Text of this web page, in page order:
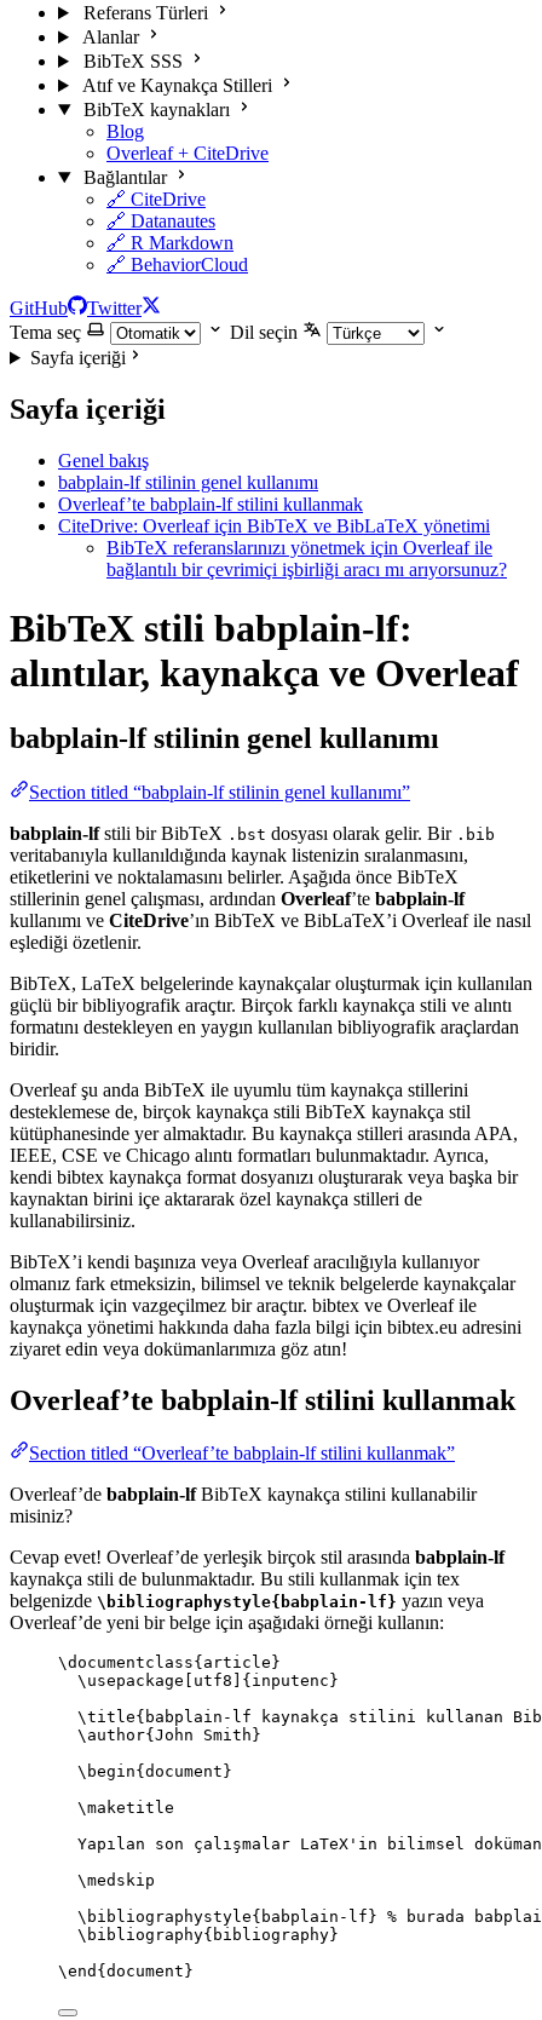
Referans Türleri
Alanlar
BibTeX SSS
Atıf ve Kaynakça Stilleri
BibTeX kaynakları
Blog
Overleaf + CiteDrive
Bağlantılar
🔗 CiteDrive
🔗 Datanautes
🔗 R Markdown
🔗 BehaviorCloud
GitHub
Twitter
Tema seç
Dil seçin
Sayfa içeriği
Sayfa içeriği
Genel bakış
babplain-lf stilinin genel kullanımı
Overleaf’te babplain-lf stilini kullanmak
CiteDrive: Overleaf için BibTeX ve BibLaTeX yönetimi
BibTeX referanslarınızı yönetmek için Overleaf ile
bağlantılı bir çevrimiçi işbirliği aracı mı arıyorsunuz?
BibTeX stili babplain-lf:
alıntılar, kaynakça ve Overleaf
babplain-lfstilinin genel kullanımı
Section titled “babplain-lf stilinin genel kullanımı”
babplain-lfstili bir BibTeX .bst dosyası olarak gelir. Bir .bib
veritabanıyla kullanıldığında kaynak listenizin sıralanmasını,
etiketlerini ve noktalamasını belirler. Aşağıda önce BibTeX
stillerinin genel çalışması, ardından Overleaf’te babplain-lf
kullanımı ve CiteDrive’ın BibTeX ve BibLaTeX’i Overleaf ile nasıl
eşlediği özetlenir.
BibTeX, LaTeX belgelerinde kaynakçalar oluşturmak için kullanılan
güçlü bir bibliyografik araçtır. Birçok farklı kaynakça stili ve alıntı
formatını destekleyen en yaygın kullanılan bibliyografik araçlardan
biridir.
Overleaf şu anda BibTeX ile uyumlu tüm kaynakça stillerini
desteklemese de, birçok kaynakça stili BibTeX kaynakça stil
kütüphanesinde yer almaktadır. Bu kaynakça stilleri arasında APA,
IEEE, CSE ve Chicago alıntı formatları bulunmaktadır. Ayrıca,
kendi bibtex kaynakça format dosyanızı oluşturarak veya başka bir
kaynaktan birini içe aktararak özel kaynakça stilleri de
kullanabilirsiniz.
BibTeX’i kendi başınıza veya Overleaf aracılığıyla kullanıyor
olmanız fark etmeksizin, bilimsel ve teknik belgelerde kaynakçalar
oluşturmak için vazgeçilmez bir araçtır. bibtex ve Overleaf ile
kaynakça yönetimi hakkında daha fazla bilgi için bibtex.eu adresini
ziyaret edin veya dokümanlarımıza göz atın!
Overleaf’te babplain-lfstilini kullanmak
Section titled “Overleaf’te babplain-lf stilini kullanmak”
Overleaf’de babplain-lfBibTeX kaynakça stilini kullanabilir
misiniz?
Cevap evet! Overleaf’de yerleşik birçok stil arasında babplain-lf
kaynakça stili de bulunmaktadır. Bu stili kullanmak için tex
belgenizde \bibliographystyle{babplain-lf} yazın veya
Overleaf’de yeni bir belge için aşağıdaki örneği kullanın:
\documentclass{ article }
\usepackage
utf8 ]{ inputenc }
\title{babplain-lf kaynakça stilini kullanan
\author{John Smith}
\begin{ document }
\maketitle
Yapılan son çalışmalar LaTeX'in bilimsel
\medskip
\bibliographystyle{babplain-lf} % burada
\bibliography{bibliography}
\end { document }